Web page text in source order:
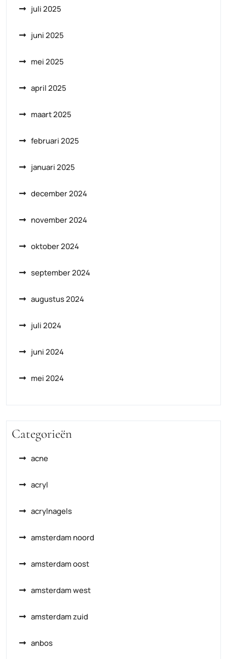
juli 2025
juni 2025
mei 2025
april 2025
maart 2025
februari 2025
januari 2025
december 2024
november 2024
oktober 2024
september 2024
augustus 2024
juli 2024
juni 2024
mei 2024
Categorieën
acne
acryl
acrylnagels
amsterdam noord
amsterdam oost
amsterdam west
amsterdam zuid
anbos